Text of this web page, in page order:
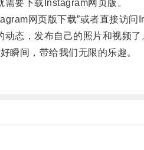
要下载Instagram网页版。
网页版下载”或者直接访问
态，发布自己的照片和视频了
间，带给我们无限的乐趣。